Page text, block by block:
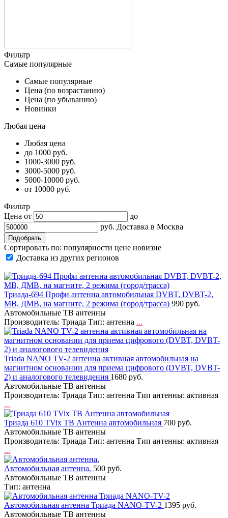
Фильтр
Самые популярные
Самые популярные
Цена (по возрастанию)
Цена (по убыванию)
Новинки
Любая цена
Любая цена
до 1000 руб.
1000-3000 руб.
3000-5000 руб.
5000-10000 руб.
от 10000 руб.
Фильтр
Цена от
до
руб. Доставка в Москва
Сортировать по: популярности цене новизне
Доставка из других регионов
Триада-694 Профи антенна автомобильная DVBT, DVBT-2,
МВ, ДМВ, на магните, 2 режима (город/трасса) 990 руб.
Автомобильные ТВ антенны
Производитель: Триада Тип: антенна ...
Triada NANO TV-2 антенна активная автомобильная на
магнитном основании для приема цифрового (DVBT, DVBT-
2) и аналогового телевидения 1680 руб.
Автомобильные ТВ антенны
Производитель: Триада Тип: антенна Тип антенны: активная
...
Триада 610 TVix ТВ Антенна автомобильная 700 руб.
Автомобильные ТВ антенны
Производитель: Триада Тип: антенна Тип антенны: активная
...
Автомобильная антенна. 500 руб.
Автомобильные ТВ антенны
Тип: антенна
Автомобильная антенна Триада NANO-ТV-2 1395 руб.
Автомобильные ТВ антенны